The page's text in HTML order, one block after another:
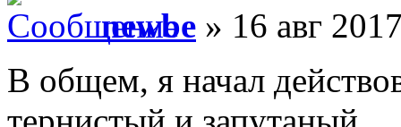
newbe » 16 авг
В общем, я начал